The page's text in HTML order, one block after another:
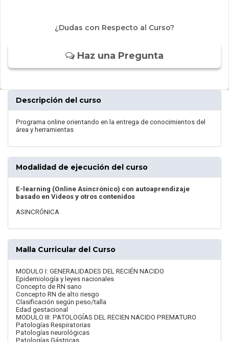
¿Dudas con Respecto al Curso?
Haz una Pregunta
Descripción del curso
Programa online orientando en la entrega de conocimientos del
área y herramientas
Modalidad de ejecución del curso
E-learning (Online Asincrónico) con autoaprendizaje
basado en Videos y otros contenidos
ASINCRÓNICA
Malla Curricular del Curso
MODULO I: GENERALIDADES DEL RECIÉN NACIDO
Epidemiología y leyes nacionales
Concepto de RN sano
Concepto RN de alto riesgo
Clasificación según peso/talla
Edad gestacional
MODULO III: PATOLOGÍAS DEL RECIEN NACIDO PREMATURO
Patologías Respiratorias
Patologías neurológicas
Patologías Gástricas